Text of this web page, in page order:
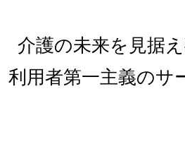
介護の未来を見据
利用者第一主義のサ